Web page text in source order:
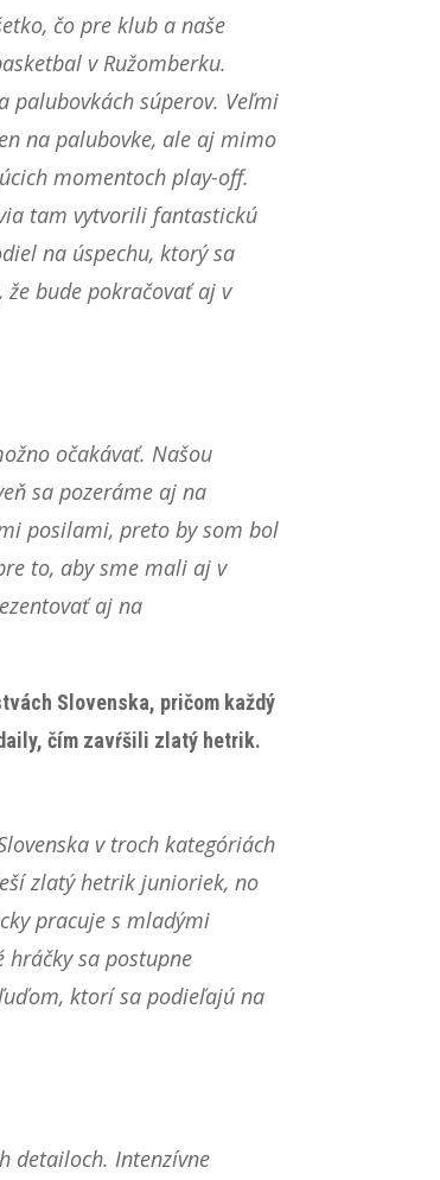
čo pre klub a naše
v Ružomberku.
palubovkách súperov. Veľmi
na palubovke, ale aj mimo
momentoch play-off.
tam vytvorili fantastickú
na úspechu, ktorý sa
bude pokračovať aj v
očakávať. Našou
sa pozeráme aj na
posilami, preto by som bol
to, aby sme mali aj v
aj na
Slovenska, pričom každý
čím zavŕšili zlatý hetrik.
v troch kategóriách
zlatý hetrik junioriek, no
pracuje s mladými
sa postupne
ktorí sa podieľajú na
detailoch. Intenzívne